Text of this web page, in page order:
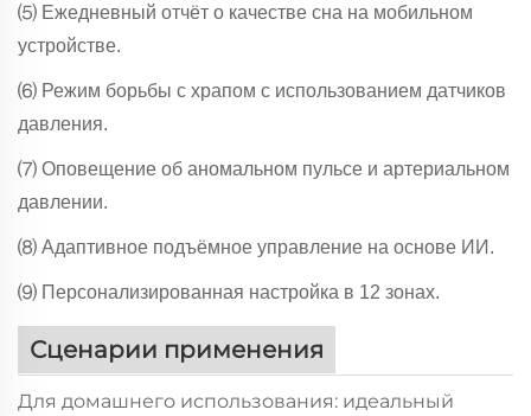
⑸ Ежедневный отчёт о качестве сна на мобильном
устройстве.
⑹ Режим борьбы с храпом с использованием датчиков
давления.
⑺ Оповещение об аномальном пульсе и артериальном
давлении.
⑻ Адаптивное подъёмное управление на основе ИИ.
⑼ Персонализированная настройка в 12 зонах.
Сценарии применения
Для домашнего использования: идеальный